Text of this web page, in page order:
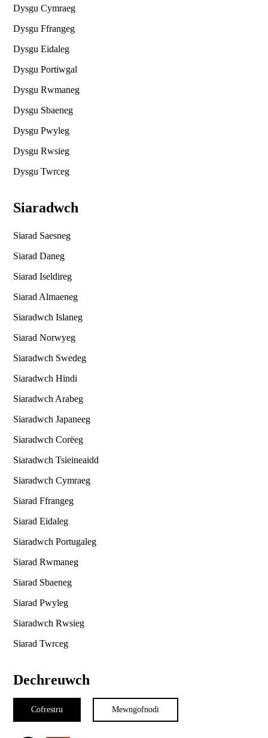
Dysgu Cymraeg
Dysgu Ffrangeg
Dysgu Eidaleg
Dysgu Portiwgal
Dysgu Rwmaneg
Dysgu Sbaeneg
Dysgu Pwyleg
Dysgu Rwsieg
Dysgu Twrceg
Siaradwch
Siarad Saesneg
Siarad Daneg
Siarad Iseldireg
Siarad Almaeneg
Siaradwch Islaneg
Siarad Norwyeg
Siaradwch Swedeg
Siaradwch Hindi
Siaradwch Arabeg
Siaradwch Japaneeg
Siaradwch Corëeg
Siaradwch Tsieineaidd
Siaradwch Cymraeg
Siarad Ffrangeg
Siarad Eidaleg
Siaradwch Portugaleg
Siarad Rwmaneg
Siarad Sbaeneg
Siarad Pwyleg
Siaradwch Rwsieg
Siarad Twrceg
Dechreuwch
Cofrestru Mewngofnodi